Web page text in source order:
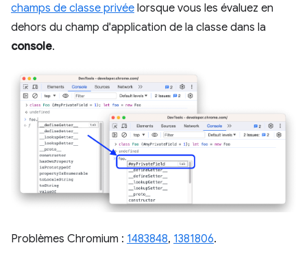
champs de classe privée lorsque vous les évaluez en
dehors du champ d'application de la classe dans la
console.
Problèmes Chromium : 1483848, 1381806.